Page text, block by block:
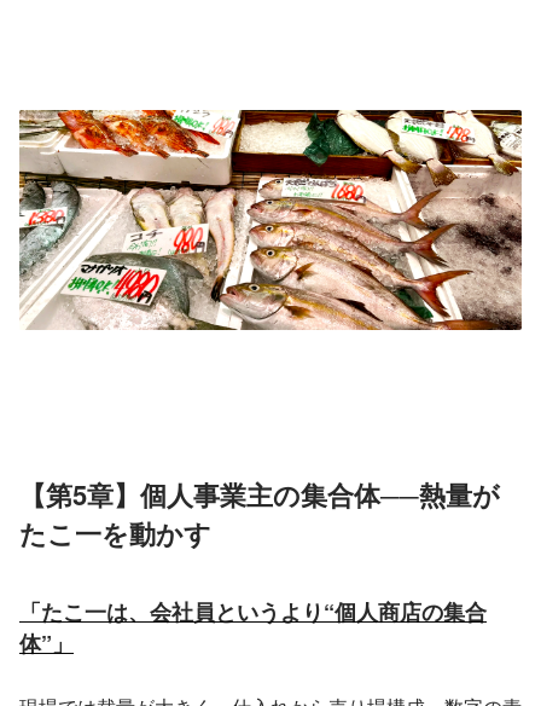
【第5章】個人事業主の集合体──熱量が
たこ一を動かす
「たこ一は、会社員というより“個人商店の集合
体”」